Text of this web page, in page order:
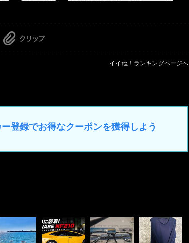
イイね！ランキングページへ
登録でお得なクーポンを獲得しよう